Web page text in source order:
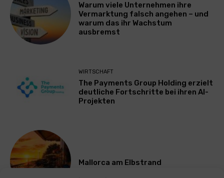
Warum viele Unternehmen ihre
Vermarktung falsch angehen – und
warum das ihr Wachstum
ausbremst
WIRTSCHAFT
The Payments Group Holding erzielt
deutliche Fortschritte bei ihren AI-
Projekten
Mallorca am Elbstrand